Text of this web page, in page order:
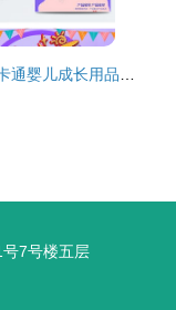
7号楼五层